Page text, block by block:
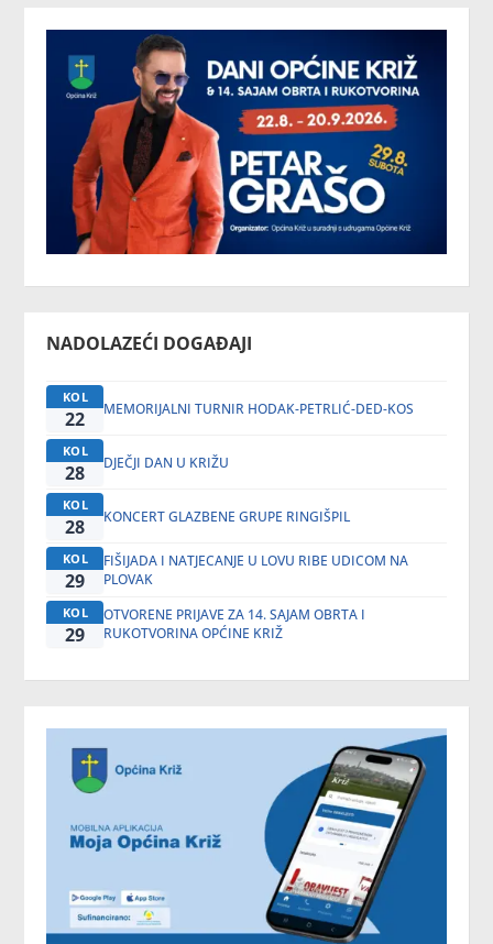
NADOLAZEĆI DOGAĐAJI
KOL
22 MEMORIJALNI TURNIR HODAK-PETRLIĆ-DED-KOS
KOL
28 DJEČJI DAN U KRIŽU
KOL
28 KONCERT GLAZBENE GRUPE RINGIŠPIL
KOL
29
FIŠIJADA I NATJECANJE U LOVU RIBE UDICOM NA
PLOVAK
KOL
29
OTVORENE PRIJAVE ZA 14. SAJAM OBRTA I
RUKOTVORINA OPĆINE KRIŽ